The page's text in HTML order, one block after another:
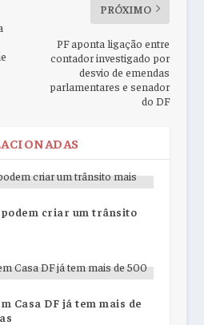
PRÓXIMO
PF aponta ligação entre
contador investigado por
desvio de emendas
parlamentares e senador
do DF
criar um trânsito
Casa DF já tem mais de